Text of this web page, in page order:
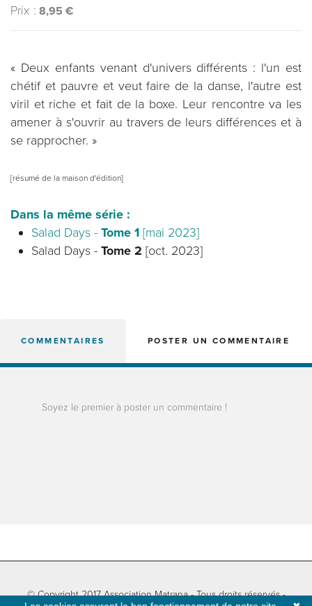
Prix : 8,95 €
« Deux enfants venant d'univers différents : l'un est
chétif et pauvre et veut faire de la danse, l'autre est
viril et riche et fait de la boxe. Leur rencontre va les
amener à s'ouvrir au travers de leurs différences et à
se rapprocher. »
[résumé de la maison d'édition]
Dans la même série :
Salad Days - Tome 1 [mai 2023]
Salad Days - Tome 2 [oct. 2023]
COMMENTAIRES POSTER UN COMMENTAIRE
Soyez le premier à poster un commentaire !
© Copyright 2017 Association Matrana - Tous droits réservés -